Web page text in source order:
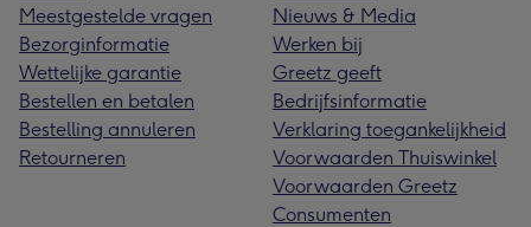
Meestgestelde vragen
Bezorginformatie
Wettelijke garantie
Bestellen en betalen
Bestelling annuleren
Retourneren
Nieuws & Media
Werken bij
Greetz geeft
Bedrijfsinformatie
Verklaring toegankelijkheid
Voorwaarden Thuiswinkel
Voorwaarden Greetz
Consumenten